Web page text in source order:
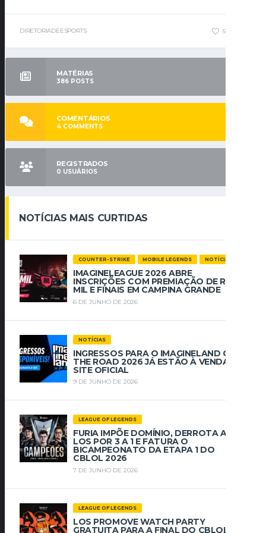
DIRETORIADEESPORTS 55
MATÉRIAS
386 POSTS
COMENTÁRIOS
4 COMMENTS
REGISTRADOS
0 USUÁRIOS
NOTÍCIAS MAIS CURTIDAS
COUNTER-STRIKE MOBILE LEGENDS NOTÍCIAS
IMAGINELEAGUE 2026 ABRE
INSCRIÇÕES COM PREMIAÇÃO DE R$ 112
MIL E FINAIS EM CAMPINA GRANDE
6 DE JUNHO DE 2026
NOTÍCIAS
INGRESSOS PARA O IMAGINELAND ON
THE ROAD 2026 JÁ ESTÃO À VENDA NO
SITE OFICIAL
9 DE JUNHO DE 2026
LEAGUE OF LEGENDS
FURIA IMPÕE DOMÍNIO, DERROTA A
LOS POR 3 A 1 E FATURA O
BICAMPEONATO DA ETAPA 1 DO
CBLOL 2026
7 DE JUNHO DE 2026
LEAGUE OF LEGENDS
LOS PROMOVE WATCH PARTY
GRATUITA PARA A FINAL DO CBLOL